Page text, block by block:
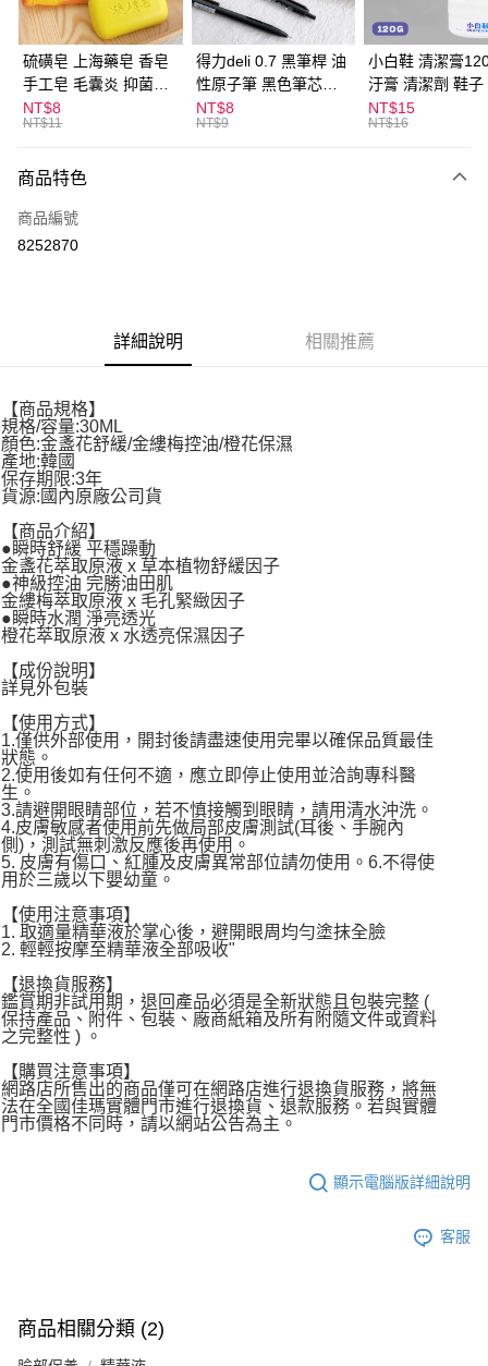
街口支付
悠遊付
ATM付款
全家取貨付款
每筆NT$60，滿NT$599(含以上)免運費
付款後全家取貨
每筆NT$60，滿NT$599(含以上)免運費
每筆NT$60，滿NT$599(含以上)免運費
宅配
每筆NT$120，滿NT$1,999(含以上)免運費
硫磺皂 上海藥皂 香皂
手工皂 毛囊炎 抑菌除
蟎 清潔護膚 去油去痘
寵物皮膚病 狗狗貓咪
NT$8
NT$11
得力deli 0.7 黑筆桿 油
性原子筆 黑色筆芯
S304
NT$8
NT$9
小白鞋 清潔膏
汙膏 清潔劑 鞋子
漬 白皮鞋 鞋油
NT$15
NT$16
商品特色
商品編號
8252870
詳細說明 相關推薦
【商品規格】
規格/容量:30ML
顏色:金盞花舒緩/金縷梅控油/橙花保濕
產地:韓國
保存期限:3年
貨源:國內原廠公司貨
【商品介紹】
●瞬時舒緩 平穩躁動
金盞花萃取原液 x 草本植物舒緩因子
●神級控油 完勝油田肌
金縷梅萃取原液 x 毛孔緊緻因子
●瞬時水潤 淨亮透光
橙花萃取原液 x 水透亮保濕因子
【成份說明】
詳見外包裝
【使用方式】
1.僅供外部使用，開封後請盡速使用完畢以確保品質最佳
狀態。
2.使用後如有任何不適，應立即停止使用並洽詢專科醫
生。
3.請避開眼睛部位，若不慎接觸到眼睛，請用清水沖洗。
4.皮膚敏感者使用前先做局部皮膚測試(耳後、手腕內
側)，測試無刺激反應後再使用。
5. 皮膚有傷口、紅腫及皮膚異常部位請勿使用。6.不得使
用於三歲以下嬰幼童。
【使用注意事項】
1. 取適量精華液於掌心後，避開眼周均勻塗抹全臉
2. 輕輕按摩至精華液全部吸收"
【退換貨服務】
鑑賞期非試用期，退回產品必須是全新狀態且包裝完整 (
保持產品、附件、包裝、廠商紙箱及所有附隨文件或資料
之完整性 ) 。
【購買注意事項】
網路店所售出的商品僅可在網路店進行退換貨服務，將無
法在全國佳瑪實體門市進行退換貨、退款服務。若與實體
門市價格不同時，請以網站公告為主。
顯示電腦版詳細說明
客服
商品相關分類 (2)